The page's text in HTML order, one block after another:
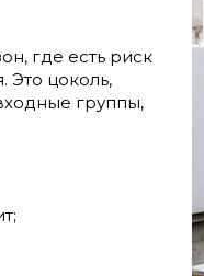
где есть риск
Это цоколь,
группы,